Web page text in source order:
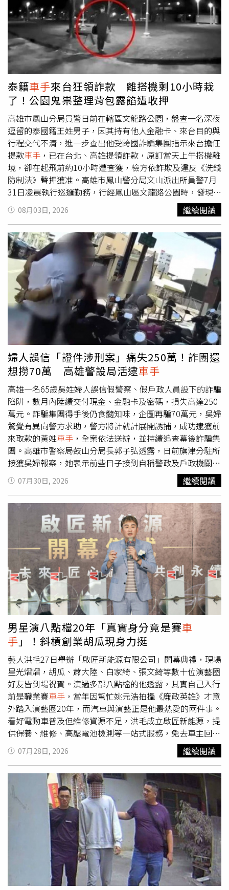
MT5就是各國通用的下單的軟體，是否為詐騙要看登入的交
易商是否合法。而這個詐團非常狡猾，他們搞了一個假的
MT5平台頁面，在網路上宣傳說，加入群組，有人帶單，提
供明牌，讓你透過MT5獲利。因為MT5是國際通用的合法投
資平台，被害人覺得在此合法平台下單，應該不會被騙，沒
想到這只是一套「組合拳」的起手式，目的在誘使被害人加
入詐團的「投資群組」。一旦進入投資群組，被害人會看到
許多的「託」（暗樁），告訴群組成員他投資哪一隻股票、
下哪一單賺了多少，在那種氛圍下，被害人很難不被說服下
載「AURO AXIS幣商」、「金幣科技」等假投資APP，這時
被害人已經雙腳陷入財務地獄了。這些假APP會以投資虛擬
貨幣，或投資的外匯、期貨標的必須以虛擬貨幣結算等理
由，要求投資人購買U（泰達幣），而詐團做戲做全套，還
給了投資人一個假的「熱錢包」，也就是一組「助記詞」
（一組高達64位應與數字的密碼組合，代表錢包的權限）。
因為都是假的，所以被害人會看到自己錢包裡不斷賺錢，當
想「出金」的時候，就是詐團要再割一波韭菜了！陳等揚
說，詐團會以「帳面資金不足、需持續補款才能出金」要求
被害人到台中市北區一個陋巷裡的鐵皮屋「買虛擬貨幣」。
這個假加密幣交易所，裡面只有一個櫃臺跟點鈔機，有被害
人上門才營業。（圖／警方提供）詐團宣稱，這個鐵皮屋是
「虛擬貨幣交易所」，被害人必須到該處買U（泰達幣）才
能出金，而該處就是簡陋的房間，只有一個櫃臺、幾部點鈔
機，而且沒有被害人上門就不營業，當錢從前門進入，後門
立刻有車手接收、洗錢，製造金流斷點。一位C姓被害人陸
續匯款或捧著現金、黃金到「虛擬交易所」買泰達幣，前後
被騙2000多萬元，他向台中市刑大報案，警方立刻組成專
案小組追查，偵八隊很快鎖定張姓主嫌（48歲）、偽裝貨幣
交易所人員、負責收款的陳男，以及25歲的林姓女 車手。警
方當時就知道這個假交易所，並掌控車手行蹤、洗錢的金
流，但那時候還沒掌握遙控指揮「假交易所」的張男身分，
因此不敢打草驚蛇，但在暗中調查過程，竟然發現彰化另有
一個W姓女子，被以同樣手法騙了八千多萬元，但她不願報
警，警方費了不少唇舌才讓她同意製作筆錄指證詐團成員。
去年8月，專案小組在宜蘭拘提張男到案，並同步攻堅假交
易所，逮捕負責收款的陳男及剛取走贓款的林女，查扣現金
150萬元、手機及虛擬貨幣「冷錢包」等證物，接著陸續追
捕同夥，包括張男等人，共有17人到案，其中13人羈押
中。陳等揚指出，主嫌張男經查是「假交易所」幕後指揮
者，目前只查出他以前是個板模工，進入詐欺界後，沒幾年
就獨當一面，但背後還有負責洗錢的「水房」未曝光，全案
日前由台中地檢署檢察官依洗錢、加重詐欺等罪嫌提起公
訴，檢警持續擴大追查。
泰籍車手來台狂領詐款 離搭機剩10小時栽
了！公園鬼祟整理背包露餡遭收押
高雄市鳳山分局員警日前在轄區文龍路公園，盤查一名深夜
逗留的泰國籍王姓男子，因其持有他人金融卡、來台目的與
行程交代不清，進一步查出他受跨國詐騙集團指示來台擔任
提款車手 ，已在台北、高雄提領詐款，原訂當天上午搭機離
境，卻在起飛前約10小時遭查獲，檢方依詐欺及違反《洗錢
防制法》聲押獲准。高雄市鳳山警分局文山派出所員警7月
31日凌晨執行巡邏勤務，行經鳳山區文龍路公園時，發現一
名年輕外籍男子深夜獨自在公園整理背包，神情緊張、行跡
可疑，員警上前查驗身分後，確認為22歲泰國籍王姓男子；
王男自稱來台觀光，但警方在其身上查獲一張非本人所有的
金融卡，追問來源時，他一度聲稱是朋友的，隨後又改口說
是在路邊撿到，前後說法反覆，引起警方懷疑，遂將人帶返
派出所進一步查證。警方深入檢視王男手機內容及相關資料
後，發現他並非單純旅客，而是受跨國詐騙集團吸收來台擔
任提款車手。調查指出，王男依照詐團指示，先在台北多處
提領贓款，再南下高雄繼續提款，累計在高雄提領8萬3000
元。詐騙集團承諾，待他返回泰國後，將支付5000元報酬
作為酬勞。面對警方偵訊，王男供稱自己對高雄地理環境不
熟，因原訂當天上午11時30分從桃園機場搭機返國，凌晨
才會先到公園休息等待，沒想到卻遇上巡邏員警盤查，導致
整起犯行曝光，也讓警方及時在他離境前約10小時將人查
獲，成功攔阻涉案嫌犯出境。全案警詢後，依涉嫌詐欺罪及
違反《洗錢防制法》等罪嫌，移送高雄地檢署偵辦。檢察官
認為王男有逃亡及串證之虞，向法院聲請羈押禁見，法院審
理後裁定准押。警方表示，將持續向上溯源追查幕後跨國詐
騙集團及不法金流，釐清是否還有其他共犯涉案。
08月03日, 2026 繼續閱讀
婦人誤信「證件涉刑案」痛失250萬！詐團還
想撈70萬 高雄警設局活逮車手
高雄一名65歲吳姓婦人誤信假警察、假戶政人員設下的詐騙
陷阱，數月內陸續交付現金、金融卡及密碼，損失高達250
萬元。詐騙集團得手後仍食髓知味，企圖再騙70萬元，吳婦
驚覺有異向警方求助，警方將計就計展開誘捕，成功逮獲前
來取款的黃姓車手 ，全案依法送辦，並持續追查幕後詐騙集
團。高雄市警察局鼓山分局長郭子弘透露，日前旗津分駐所
接獲吳婦報案，她表示前些日子接到自稱警政及戶政機關人
員來電，對方謊稱她的身分證件遭人冒用，且涉及刑事案
件，必須配合「財產監管」才能證明清白；吳婦信以為真，
依指示多次交付大筆現金，甚至將金融卡及提款密碼一併交
出，前後共損失約250萬元。郭子弘指出，詐騙集團得手後
仍持續聯繫，聲稱吳婦名下還有其他帳戶需要接受監管，要
求再交付70萬元，否則將承擔法律責任。此時吳婦始察覺不
對勁，將情況告知家人，家人研判是常見的假檢警詐騙手
法，立即陪同到分局報案，警方將計就計，請吳婦配合，誘
捕詐團車手。刑事出身的郭子弘說，詐團為降低車手曝光風
險，採取「人車分離」取款模式，因此要求被害人將裝有現
金的牛皮紙袋，放置在指定停放的機車上，再由車手趁被害
人離開後取走，但這套避險手法根本難不倒警方。旗津分駐
所副所長林照祥率警員王毓翔及警專實習生劉錦鴻執行埋伏
勤務，待黃姓車手依約現身取走紙袋準備離去時，警方立即
上前壓制逮人，全案依加重詐欺罪移送偵辦，並持續向上追
查詐騙集團其他成員。
07月30日, 2026 繼續閱讀
男星演八點檔20年「真實身分竟是賽車
手 」！斜槓創業胡瓜現身力挺
藝人洪毛27日舉辦「啟匠新能源有限公司」開幕典禮，現場
星光熠熠，胡瓜、蕭大陸、白家綺、張文綺等數十位演藝圈
好友皆到場祝賀。演過多部八點檔的他透露，其實自己入行
前是職業賽車手 ，當年因幫忙姚元浩拍攝《廉政英雄》才意
外踏入演藝圈20年，而汽車與演藝正是他最熱愛的兩件事。
看好電動車普及但維修資源不足，洪毛成立啟匠新能源，提
供保養、維修、高壓電池檢測等一站式服務，免去車主回原
廠苦等一個月的困擾，同時也致力培育年輕技師人才。他強
調創業初衷在於服務而非賺錢，目前透過AI與團隊分工，能
讚「電動車就是未來趨勢」；身為電動車主的林道遠及打算
換車的郭忠祐也開心表示，以後保養維修有了最專業的據
點。面對好友相挺，洪毛感性表示絕不辜負大家期待，希望
為台灣新能源產業盡一份心力。綜藝天王胡瓜及眾多星友到
場祝賀。（圖／民視）
07月28日, 2026 繼續閱讀